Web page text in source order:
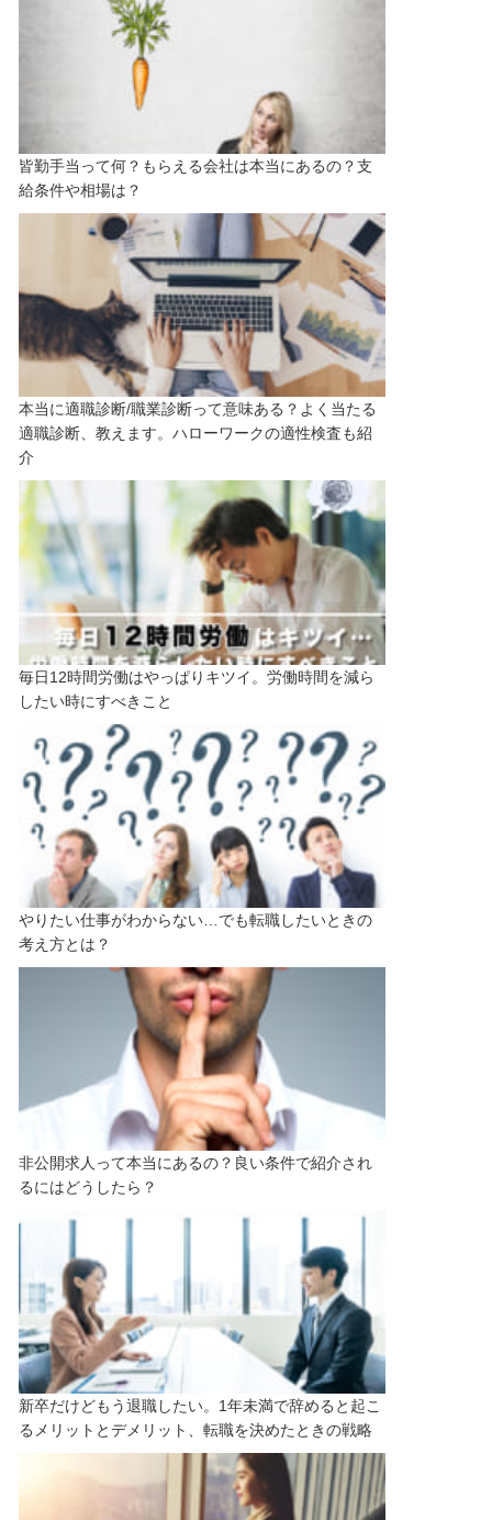
皆勤手当って何？もらえる会社は本当にあるの？支
給条件や相場は？
本当に適職診断/職業診断って意味ある？よく当たる
適職診断、教えます。ハローワークの適性検査も紹
介
毎日12時間労働はやっぱりキツイ。労働時間を減ら
したい時にすべきこと
やりたい仕事がわからない…でも転職したいときの
考え方とは？
非公開求人って本当にあるの？良い条件で紹介され
るにはどうしたら？
新卒だけどもう退職したい。1年未満で辞めると起こ
るメリットとデメリット、転職を決めたときの戦略